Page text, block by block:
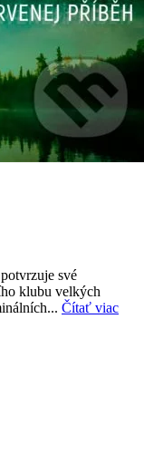
své
klubu velkých
Čítať viac